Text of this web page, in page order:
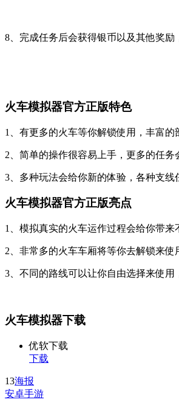
8、完成任务后会获得银币以及其他奖励
火车模拟器官方正版特色
1、有更多的火车等你解锁使用，丰富的
2、简单的操作很容易上手，更多的任务
3、多种玩法会给你新的体验，各种支线
火车模拟器官方正版亮点
1、模拟真实的火车运作过程会给你带
2、非常多的火车车厢将等你去解锁来使
3、不同的路线可以让你自由选择来使用
火车模拟器下载
优软下载
下载
13海报
安卓手游